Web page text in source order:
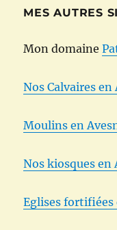
MES AUTRES
Mon domaine
Nos Calvaires en
Moulins en
Nos kiosques en
Eglises fortifiées